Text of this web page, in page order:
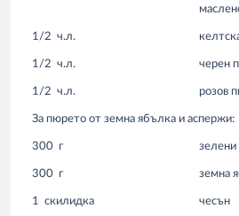
1/2 ч.л.
1/2 ч.л. черен
1/2 ч.л. розов
За пюрето от земна ябълка и аспержи:
300 г зелени
300 г земна
1 скилидка чесън